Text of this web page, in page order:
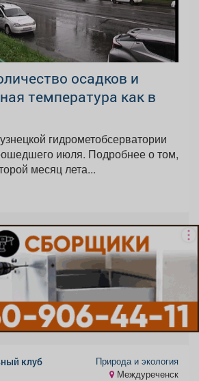
осадков и
температура как в
гидрометобсерватории
июля. Подробнее о том,
месяц лета...
клуб
Природа и экология
Междуреченск